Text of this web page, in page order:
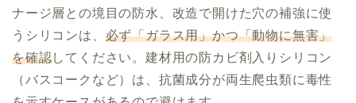
ナージ層との境目の防水、改造で開けた穴の補強に使
うシリコンは、 必ず「ガラス用」かつ「動物に無害」
を確認してください。建材用の防カビ剤入りシリコン
（バスコークなど）は、抗菌成分が両生爬虫類に毒性